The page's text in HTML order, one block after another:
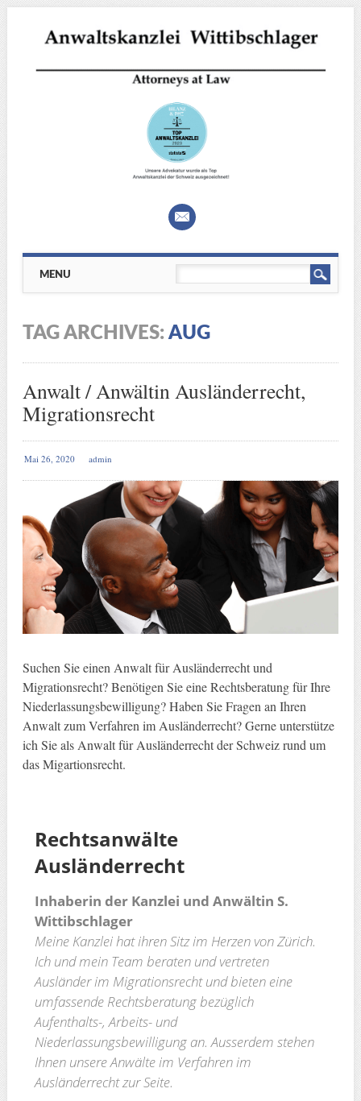
Main menu
MENU
TAG ARCHIVES:AUG
Anwalt / Anwältin Ausländerrecht,
Migrationsrecht
Mai 26, 2020 admin
Suchen Sie einen Anwalt für Ausländerrecht und
Migrationsrecht? Benötigen Sie eine Rechtsberatung für Ihre
Niederlassungsbewilligung? Haben Sie Fragen an Ihren
Anwalt zum Verfahren im Ausländerrecht? Gerne unterstütze
ich Sie als Anwalt für Ausländerrecht der Schweiz rund um
das Migartionsrecht.
Rechtsanwälte
Ausländerrecht
Inhaberin der Kanzlei und Anwältin S.
Wittibschlager
Meine Kanzlei hat ihren Sitz im Herzen von Zürich.
Ich und mein Team beraten und vertreten
Ausländer im Migrationsrecht und bieten eine
umfassende Rechtsberatung bezüglich
Aufenthalts-, Arbeits- und
Niederlassungsbewilligung an. Ausserdem stehen
Ihnen unsere Anwälte im Verfahren im
Ausländerrecht zur Seite.